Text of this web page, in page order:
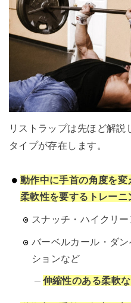
リストラップは先ほど解
タイプが存在します。
動作中に手首の角度を
柔軟性を要するトレーニ
スナッチ・ハイクリ
バーベルカール・ダ
ションなど
伸縮性のある柔軟